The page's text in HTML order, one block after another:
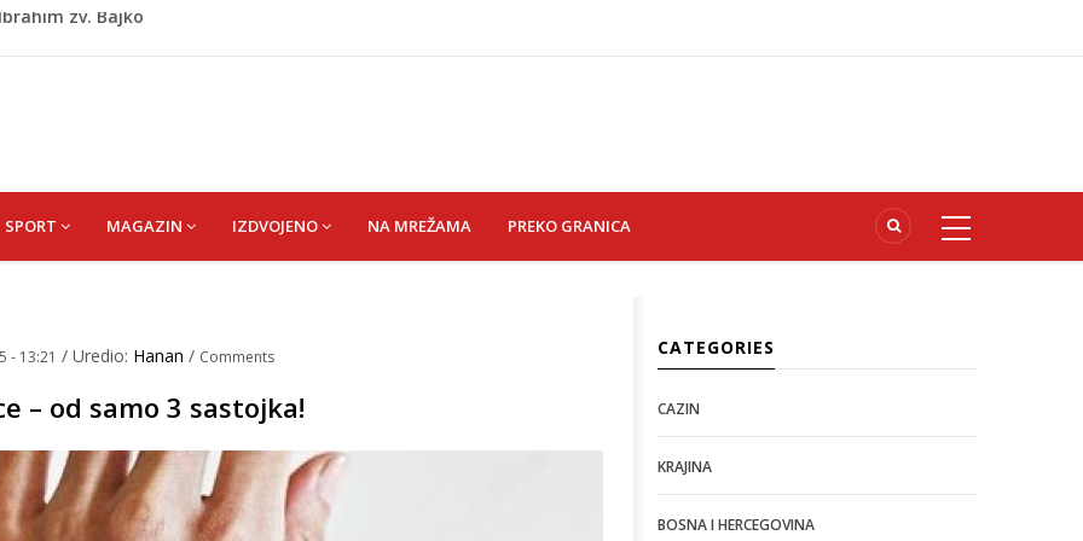
i očuvanje radnih mjesta
zv. Bajko
SPORT MAGAZIN IZDVOJENO NA MREŽAMA PREKO GRANICA
- 13:21 / Uredio: Hanan / Comments
– od samo 3 sastojka!
CATEGORIES
CAZIN
KRAJINA
BOSNA I HERCEGOVINA